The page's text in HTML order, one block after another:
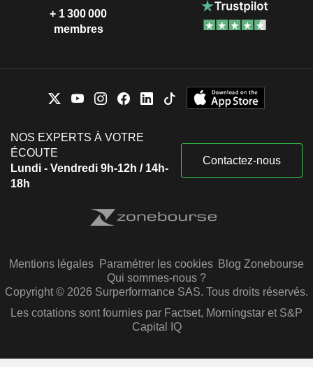
+ 1 300 000
membres
NOS EXPERTS À VOTRE
ÉCOUTE
Lundi - Vendredi 9h-12h / 14h-
18h
Contactez-nous
Mentions légales Paramétrer les cookies Blog Zonebourse
Qui sommes-nous ?
Copyright © 2026 Surperformance SAS. Tous droits réservés.
Les cotations sont fournies par Factset, Morningstar et S&P
Capital IQ